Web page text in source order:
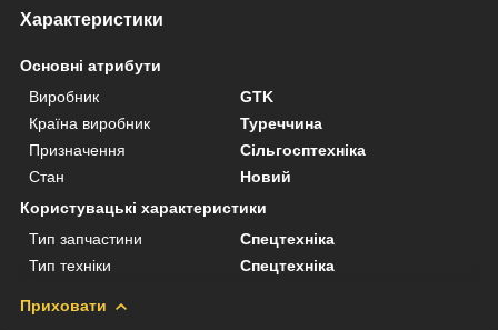
Характеристики
Основні атрибути
Виробник
GTK
Країна виробник
Туреччина
Призначення
Сільгосптехніка
Стан
Новий
Користувацькi характеристики
Тип запчастини
Спецтехніка
Тип техніки
Спецтехніка
Приховати